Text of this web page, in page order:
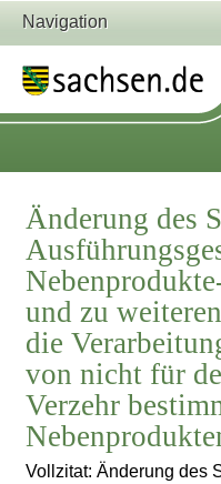
Navigation
Änderung des
und zu
die
von nicht für
Verzehr
Vollzitat: Änderung des